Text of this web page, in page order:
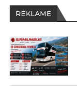
REKLAME